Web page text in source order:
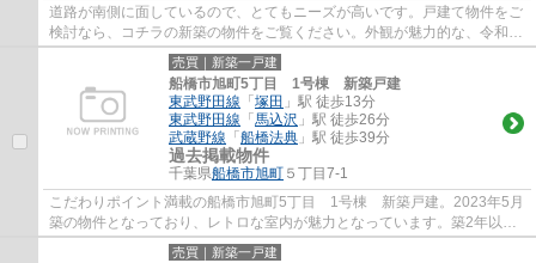
道路が南側に面しているので、とてもニーズが高いです。戸建て物件をご
検討なら、コチラの新築の物件をご覧ください。外観が魅力的な、令和5
年2月築の物件となっています。好評の新築...
売買｜新築一戸建
船橋市旭町5丁目 1号棟 新築戸建
東武野田線 「 塚田 」駅 徒歩13分
東武野田線 「 馬込沢 」駅 徒歩26分
武蔵野線 「 船橋法典 」駅 徒歩39分
過去掲載物件
千葉県船橋市旭町 ５丁目7-1
こだわりポイント満載の船橋市旭町5丁目 1号棟 新築戸建。2023年5月
築の物件となっており、レトロな室内が魅力となっています。築2年以内
の物件ですので、外観もキレイです。道路が...
売買｜新築一戸建